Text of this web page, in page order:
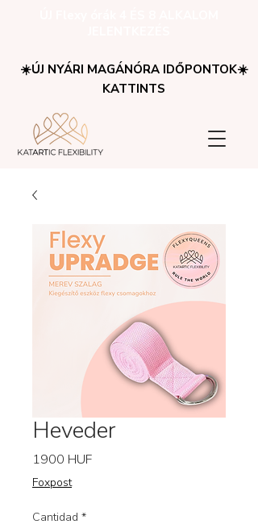
☀️ÚJ NYÁRI MAGÁNÓRA IDŐPONTOK☀️
KATTINTS
Heveder
1900 HUFPrecio
Foxpost
Cantidad *